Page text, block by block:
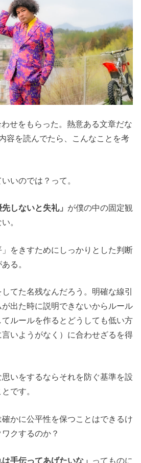
せをもらった。熱意ある文章だな
容を読んでたら、こんなことを考
いのでは？って。
しないと失礼」 が僕の中の固定観
。
をきすためにしっかりとした判断
る。
てた名残なんだろう。明確な線引
出た時に説明できないからルール
ルールを作るとどうしても低い方
言いようがなく）に合わせざるを得
いをするならそれを防ぐ基準を設
です。
かに公平性を保つことはできるけ
クするのか？
は手伝ってあげたいな」 ってものに